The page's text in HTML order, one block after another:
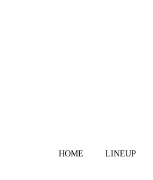
HOME LINEUP